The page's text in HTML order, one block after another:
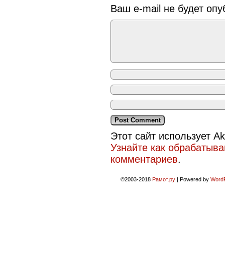
Ваш e-mail не будет
Этот сайт использует
Узнайте как
комментариев.
©2003-2018 Рамот.ру | Powered by